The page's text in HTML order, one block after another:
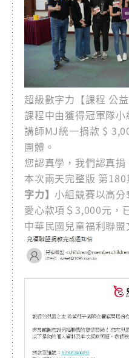
超級數字力【課程 公益
課程中由獲得冠軍隊小
講師MJ統一捐款 $
團體。
您認真學，我們認真捐
本次兩天完整版 第180
字力】 小組競賽以高分
愛心款項＄3,000元，
中華民國兒童福利聯盟